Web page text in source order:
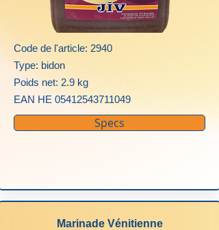
Code de l'article: 2940
Type: bidon
Poids net: 2.9 kg
EAN HE 05412543711049
Specs
Marinade Vénitienne